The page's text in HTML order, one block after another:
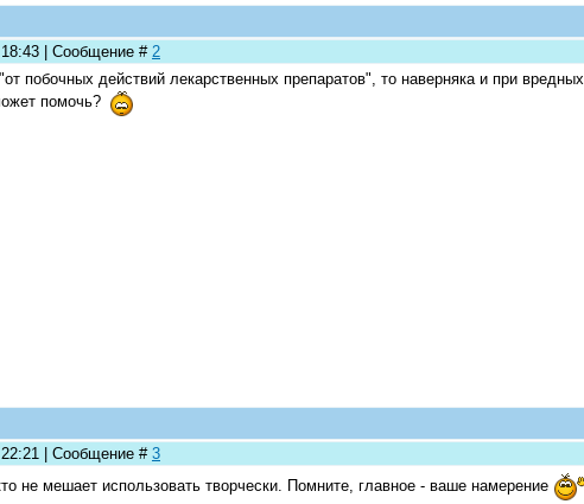
18:43 | Сообщение # 2
побочных действий лекарственных препаратов", то наверняка и при вредных
помочь?
22:21 | Сообщение # 3
не мешает использовать творчески. Помните, главное - ваше намерение